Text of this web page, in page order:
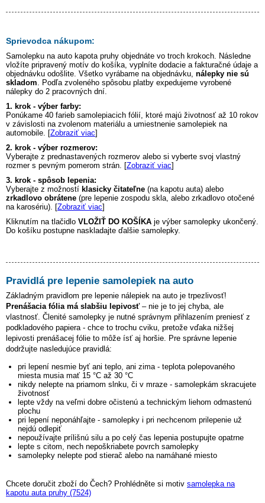
Sprievodca nákupom:
Samolepku na auto kapota pruhy objednáte vo troch krokoch. Následne
vložíte pripravený motív do košíka, vyplníte dodacie a fakturačné údaje a
objednávku odošlite. Všetko vyrábame na objednávku, nálepky nie sú
skladom . Podľa zvoleného spôsobu platby expedujeme vyrobené
nálepky do 2 pracovných dní.
1. krok - výber farby:
Ponúkame 40 farieb samolepiacich fólií, ktoré majú životnosť až 10 rokov
v závislosti na zvolenom materiálu a umiestnenie samolepiek na
automobile. [Zobraziť viac]
2. krok - výber rozmerov:
Vyberajte z prednastavených rozmerov alebo si vyberte svoj vlastný
rozmer s pevným pomerom strán. [Zobraziť viac]
3. krok - spôsob lepenia:
Vyberajte z možností klasicky čitateľne (na kapotu auta) alebo
zrkadlovo obrátene (pre lepenie zospodu skla, alebo zrkadlovo otočené
na karosériu). [Zobraziť viac]
Kliknutím na tlačidlo VLOŽIŤ DO KOŠÍKA je výber samolepky ukončený.
Do košíku postupne naskladajte ďalšie samolepky.
Pravidlá pre lepenie samolepiek na auto
Základným pravidlom pre lepenie nálepiek na auto je trpezlivosť!
Prenášacia fólia má slabšiu lepivosť– nie je to jej chyba, ale
vlastnosť. Členité samolepky je nutné správnym přihlazením preniesť z
podkladového papiera - chce to trochu cviku, pretože vďaka nižšej
lepivosti prenášacej fólie to môže ísť aj horšie. Pre správne lepenie
dodržujte nasledujúce pravidlá:
pri lepení nesmie byť ani teplo, ani zima - teplota polepovaného
miesta musia mať 15 °C až 30 °C
nikdy nelepte na priamom slnku, či v mraze - samolepkám skracujete
životnosť
lepte vždy na veľmi dobre očistenú a technickým liehom odmastenú
plochu
pri lepení neponáhľajte - samolepky i pri nechcenom prilepenie už
nejdú odlepiť
nepoužívajte prílišnú silu a po celý čas lepenia postupujte opatrne
lepte s citom, nech nepoškriabete povrch samolepky
samolepky nelepte pod stierač alebo na namáhané miesto
Chcete doručit zboží do Čech? Prohlédněte si motiv samolepka na
kapotu auta pruhy (7524)